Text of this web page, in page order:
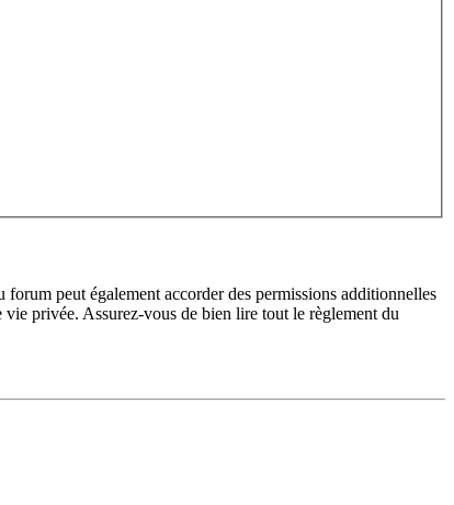
peut également accorder des permissions additionnelles
privée. Assurez-vous de bien lire tout le règlement du